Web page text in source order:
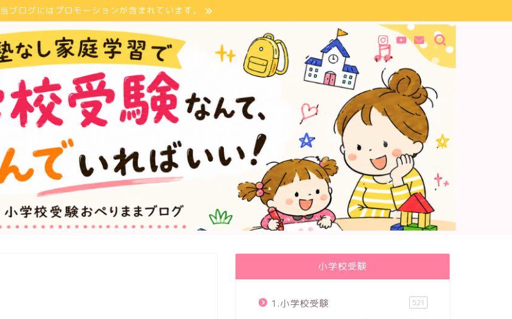
当ブログにはプロモーションが含まれています。
小学校受験
1.小学校受験 521